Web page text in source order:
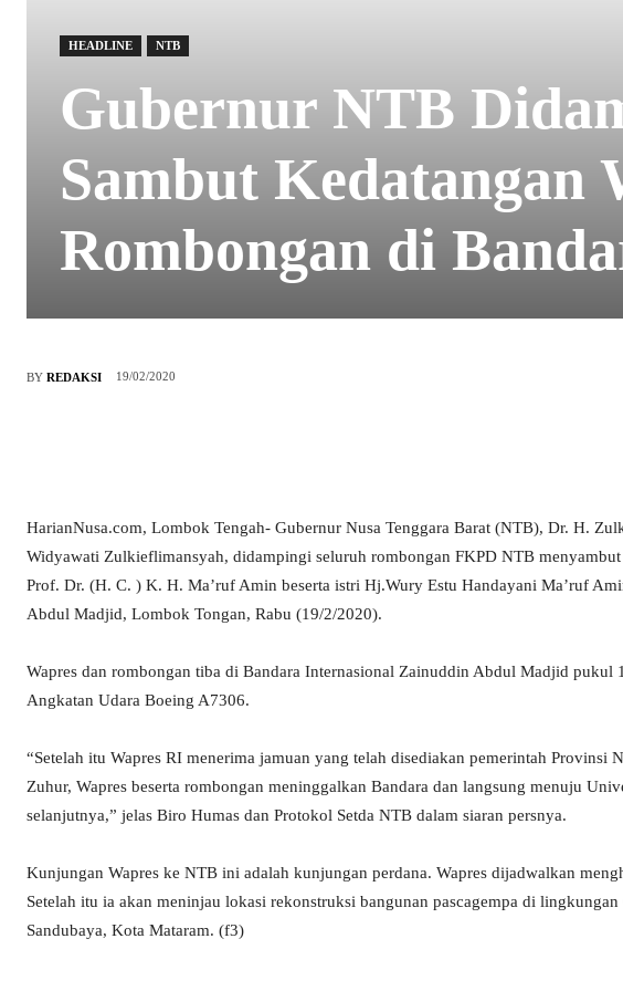
HEADLINE NTB
Gubernur NTB
Sambut Kedatangan
Rombongan di
BY REDAKSI 19/02/2020
HarianNusa.com, Lombok Tengah- Gubernur Nusa Tenggara Barat (NTB), Dr. H.
Widyawati Zulkieflimansyah, didampingi seluruh rombongan FKPD NTB
Prof. Dr. (H. C. ) K. H. Ma’ruf Amin beserta istri Hj.Wury Estu Handayani Ma’ruf
Abdul Madjid, Lombok Tongan, Rabu (19/2/2020).
Wapres dan rombongan tiba di Bandara Internasional Zainuddin Abdul Madjid pukul
Angkatan Udara Boeing A7306.
“Setelah itu Wapres RI menerima jamuan yang telah disediakan pemerintah Provinsi
Zuhur, Wapres beserta rombongan meninggalkan Bandara dan langsung menuju
selanjutnya,” jelas Biro Humas dan Protokol Setda NTB dalam siaran persnya.
Kunjungan Wapres ke NTB ini adalah kunjungan perdana. Wapres dijadwalkan
Setelah itu ia akan meninjau lokasi rekonstruksi bangunan pascagempa di
Sandubaya, Kota Mataram. (f3)